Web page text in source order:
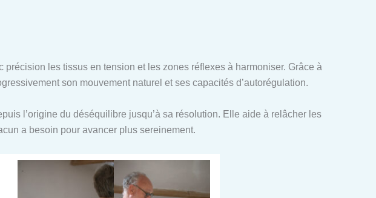
précision les tissus en tension et les zones réflexes à harmoniser. Grâce à
son mouvement naturel et ses capacités d’autorégulation.
l’origine du déséquilibre jusqu’à sa résolution. Elle aide à relâcher les
a besoin pour avancer plus sereinement.